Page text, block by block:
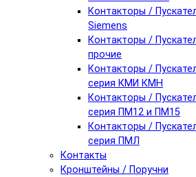
Контакторы /
Siemens
Контакторы /
прочие
Контакторы /
серия КМИ КМН
Контакторы /
серия ПМ12 и ПМ15
Контакторы /
серия ПМЛ
Контакты
Кронштейны / Поручни